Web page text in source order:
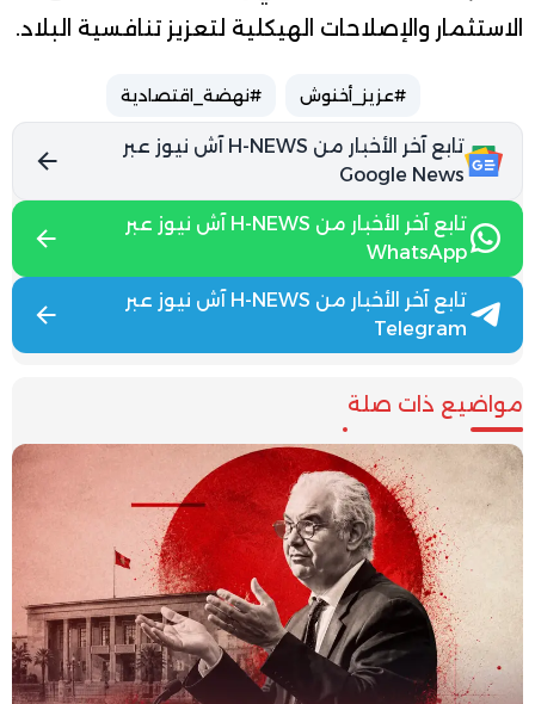
الاستثمار والإصلاحات الهيكلية لتعزيز تنافسية البلاد.
#عزيز_أخنوش #نهضة_اقتصادية
تابع آخر الأخبار من H-NEWS آش نيوز عبر
Google News
تابع آخر الأخبار من H-NEWS آش نيوز عبر
WhatsApp
تابع آخر الأخبار من H-NEWS آش نيوز عبر
Telegram
مواضيع ذات صلة